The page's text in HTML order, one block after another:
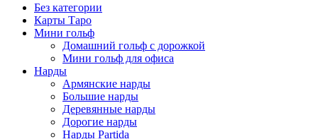
Без категории
Карты Таро
Мини гольф
Домашний гольф с дорожкой
Мини гольф для офиса
Нарды
Армянские нарды
Большие нарды
Деревянные нарды
Дорогие нарды
Нарды Partida